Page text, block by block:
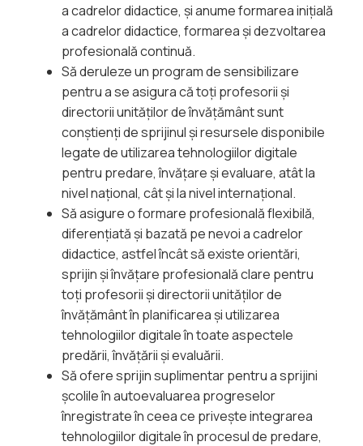
a cadrelor didactice, și anume formarea inițială
a cadrelor didactice, formarea și dezvoltarea
profesională continuă.
Să deruleze un program de sensibilizare
pentru a se asigura că toți profesorii și
directorii unităților de învățământ sunt
conștienți de sprijinul și resursele disponibile
legate de utilizarea tehnologiilor digitale
pentru predare, învățare și evaluare, atât la
nivel național, cât și la nivel internațional.
Să asigure o formare profesională flexibilă,
diferențiată și bazată pe nevoi a cadrelor
didactice, astfel încât să existe orientări,
sprijin și învățare profesională clare pentru
toți profesorii și directorii unităților de
învățământ în planificarea și utilizarea
tehnologiilor digitale în toate aspectele
predării, învățării și evaluării.
Să ofere sprijin suplimentar pentru a sprijini
școlile în autoevaluarea progreselor
înregistrate în ceea ce privește integrarea
tehnologiilor digitale în procesul de predare,